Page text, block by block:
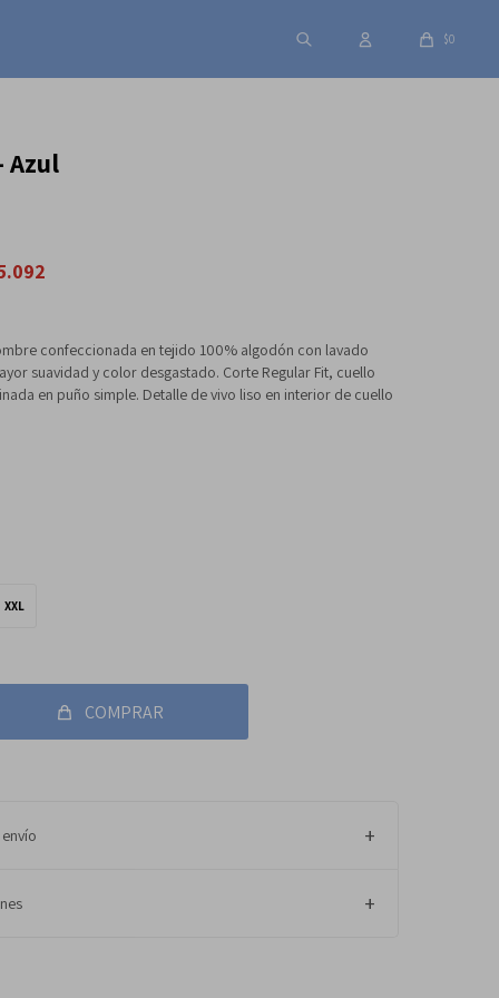
$0
Azul
confeccionada en tejido 100% algodón con lavado
suavidad y color desgastado. Corte Regular Fit, cuello
en puño simple. Detalle de vivo liso en interior de cuello
XXL
COMPRAR